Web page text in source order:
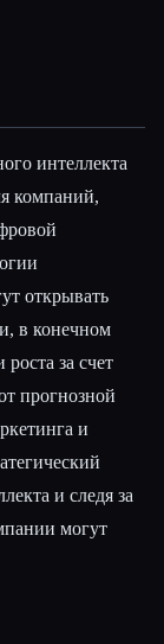
интеллекта
компаний,
открывать
в конечном
за счет
прогнозной
и
и следя за
могут